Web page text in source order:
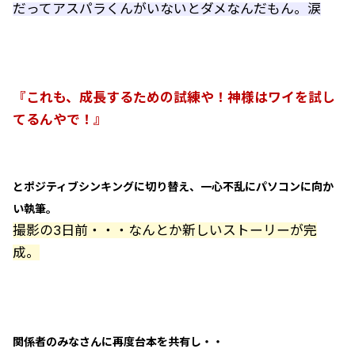
だってアスパラくんがいないとダメなんだもん。涙
『これも、成長するための試練や！神様はワイを試し
てるんやで！』
とポジティブシンキングに切り替え、一心不乱にパソコンに向か
い執筆。
撮影の3日前・・・なんとか新しいストーリーが完
成。
関係者のみなさんに再度台本を共有し・・